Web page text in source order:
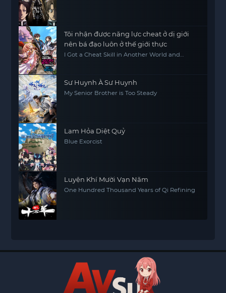
Tôi nhận được năng lực cheat ở dị giới
nên bá đạo luôn ở thế giới thực
I Got a Cheat Skill in Another World and
Sư Huynh À Sư Huynh
My Senior Brother is Too Steady
Lam Hỏa Diệt Quỷ
Blue Exorcist
Luyện Khí Mười Vạn Năm
One Hundred Thousand Years of Qi Refining